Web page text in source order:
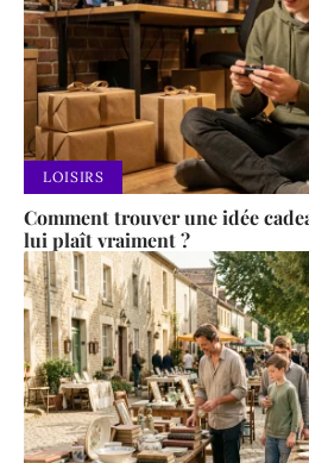
LOISIRS
Comment trouver une idée
lui plaît vraiment ?